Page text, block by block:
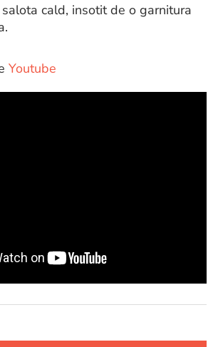
cald, insotit de o garnitura
Youtube